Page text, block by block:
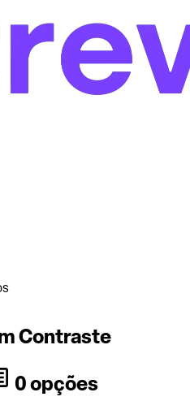
Contraste
0 opções